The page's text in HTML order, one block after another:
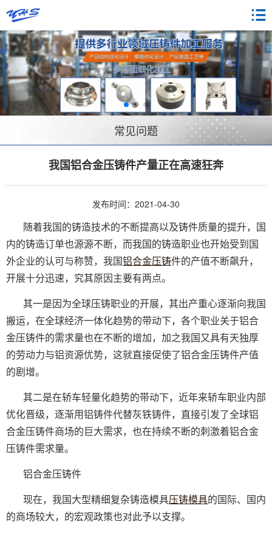
常见问题
我国铝合金压铸件产量正在高速狂奔
发布时间：2021-04-30
随着我国的铸造技术的不断提高以及铸件质量的提升，国
内的铸造订单也源源不断，而我国的铸造职业也开始受到国
外企业的认可与称赞，我国铝合金压铸件的产值不断飙升，
开展十分迅速，究其原因主要有两点。
其一是因为全球压铸职业的开展，其出产重心逐渐向我国
搬运，在全球经济一体化趋势的带动下，各个职业关于铝合
金压铸件的需求量也在不断的增加，加之我国又具有天独厚
的劳动力与铝资源优势，这就直接促使了铝合金压铸件产值
的剧增。
其二是在轿车轻量化趋势的带动下，近年来轿车职业内部
优化晋级，逐渐用铝铸件代替灰铁铸件，直接引发了全球铝
合金压铸件商场的巨大需求，也在持续不断的刺激着铝合金
压铸件需求量。
铝合金压铸件
现在，我国大型精细复杂铸造模具压铸模具的国际、国内
的商场较大，的宏观政策也对此予以支撑。